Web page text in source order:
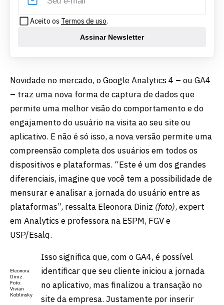
Aceito os Termos de uso.
Assinar Newsletter
Novidade no mercado, o Google Analytics 4 – ou GA4
– traz uma nova forma de captura de dados que
permite uma melhor visão do comportamento e do
engajamento do usuário na visita ao seu site ou
aplicativo. E não é só isso, a nova versão permite uma
compreensão completa dos usuários em todos os
dispositivos e plataformas. “Este é um dos grandes
diferenciais, imagine que você tem a possibilidade de
mensurar e analisar a jornada do usuário entre as
plataformas”, ressalta Eleonora Diniz (foto), expert
em Analytics e professora na ESPM, FGV e
USP/Esalq.
Eleonora
Diniz.
Foto:
Vivian
Koblinsky
Isso significa que, com o GA4, é possível
identificar que seu cliente iniciou a jornada
no aplicativo, mas finalizou a transação no
site da empresa. Justamente por inserir